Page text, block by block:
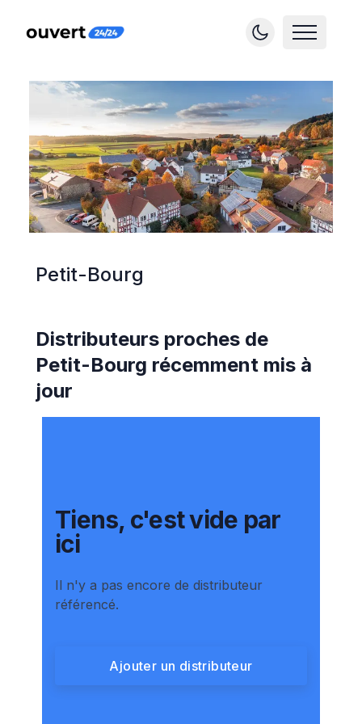
Petit-Bourg
Distributeurs proches de
Petit-Bourg récemment mis à
jour
Tiens, c'est vide par
ici
Il n'y a pas encore de distributeur
référencé.
Ajouter un distributeur